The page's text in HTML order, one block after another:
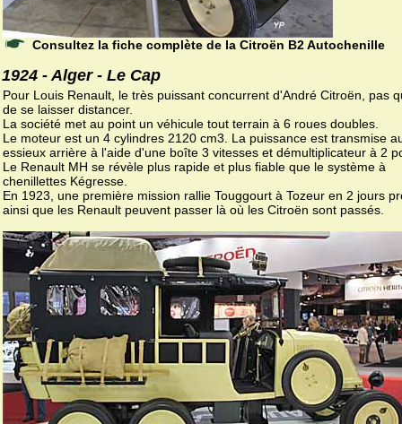
Consultez la fiche complète de la Citroën B2 Autochenille
1924 - Alger - Le Cap
Pour Louis Renault, le très puissant concurrent d'André Citroën, pas
de se laisser distancer.
La société met au point un véhicule tout terrain à 6 roues doubles.
Le moteur est un 4 cylindres 2120 cm3. La puissance est transmise
essieux arrière à l'aide d'une boîte 3 vitesses et démultiplicateur à 2
Le Renault MH se révèle plus rapide et plus fiable que le système à
chenillettes Kégresse.
En 1923, une première mission rallie Touggourt à Tozeur en 2 jours
ainsi que les Renault peuvent passer là où les Citroën sont passés.